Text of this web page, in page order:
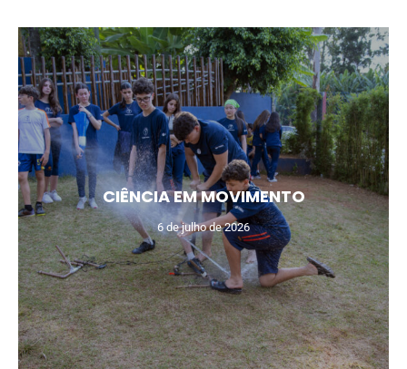
CIÊNCIA EM MOVIMENTO
6 de julho de 2026